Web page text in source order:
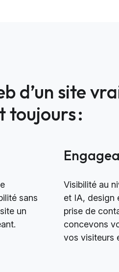
d’un site
toujours :
sans
un
Visibilité au
et IA, design
prise de
concevons
vos visiteurs